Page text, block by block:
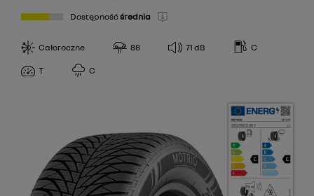
Dostępność średnia
Całoroczne 88 71 dB C
T C